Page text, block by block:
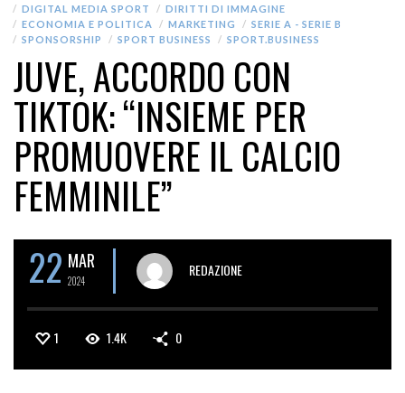
DIGITAL MEDIA SPORT
DIRITTI DI IMMAGINE
ECONOMIA E POLITICA
MARKETING
SERIE A - SERIE B
SPONSORSHIP
SPORT BUSINESS SPORT.BUSINESS
JUVE, ACCORDO CON
TIKTOK: “INSIEME PER
PROMUOVERE IL CALCIO
FEMMINILE”
22 MAR
2024
REDAZIONE
1 1.4K 0